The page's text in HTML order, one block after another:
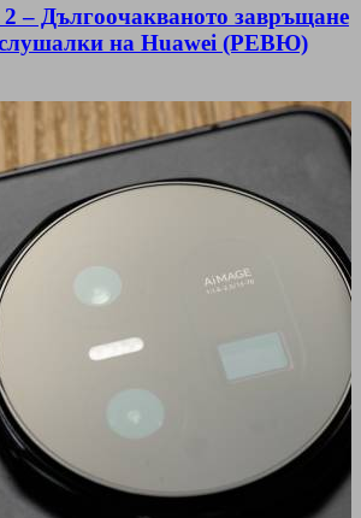
– Дългоочакваното завръщане
слушалки на Huawei (РЕВЮ)